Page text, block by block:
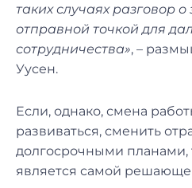
таких случаях разговор
отправной точкой для
сотрудничества», –
Уусен.
Если, однако, смена
развиваться, сменить
долгосрочными планами,
является самой